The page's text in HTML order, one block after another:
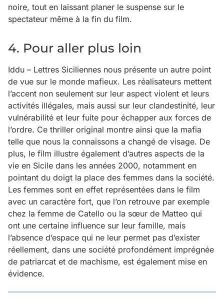
noire, tout en laissant planer le suspense sur le
spectateur même à la fin du film.
4. Pour aller plus loin
Iddu – Lettres Siciliennes nous présente un autre point
de vue sur le monde mafieux. Les réalisateurs mettent
l’accent non seulement sur leur aspect violent et leurs
activités illégales, mais aussi sur leur clandestinité, leur
vulnérabilité et leur fuite pour échapper aux forces de
l’ordre. Ce thriller original montre ainsi que la mafia
telle que nous la connaissons a changé de visage. De
plus, le film illustre également d’autres aspects de la
vie en Sicile dans les années 2000, notamment en
pointant du doigt la place des femmes dans la société.
Les femmes sont en effet représentées dans le film
avec un caractère fort, que l’on retrouve par exemple
chez la femme de Catello ou la sœur de Matteo qui
ont une certaine influence sur leur famille, mais
l’absence d’espace qui ne leur permet pas d’exister
réellement, dans une société profondément imprégnée
de patriarcat et de machisme, est également mise en
évidence.